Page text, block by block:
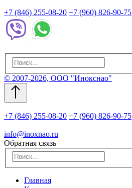
+7 (846) 255-08-20 +7 (960) 826-90-75
© 2007-2026, ООО "Инокснао"
+7 (846) 255-08-20 +7 (960) 826-90-75
info@inoxnao.ru
Обратная связь
Главная